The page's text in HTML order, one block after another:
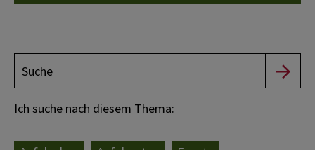
Ich suche nach diesem Thema: